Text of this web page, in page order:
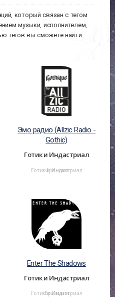
который связан с тегом
музыки, исполнителем,
тегов вы сможете найти
Эмо радио (Allzic Radio -
Gothic)
Готик и Индастриал
Готик и Индастриал
Франция
Enter The Shadows
Готик и Индастриал
Готик и Индастриал
Бразилия